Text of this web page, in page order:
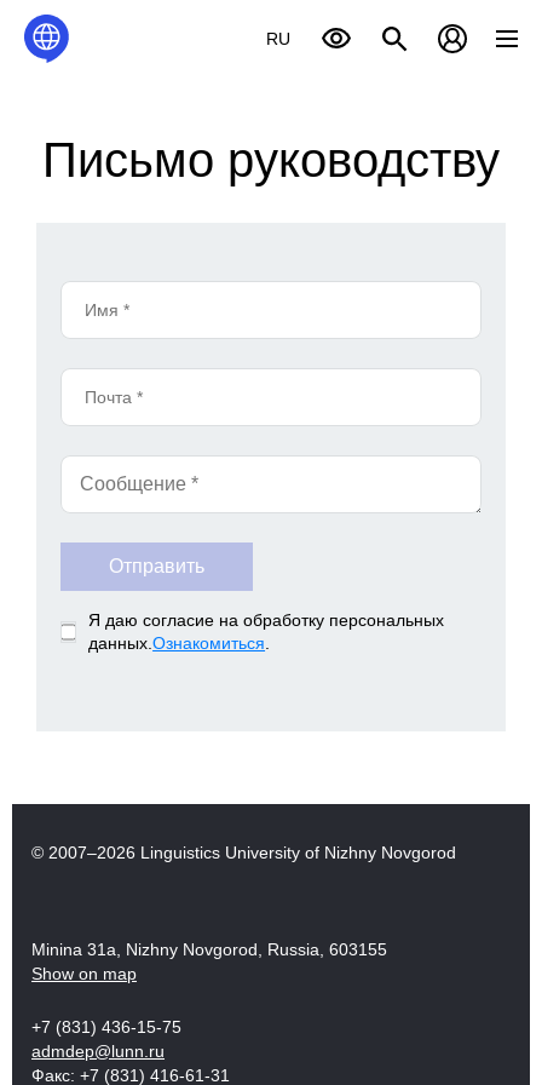
RU
Письмо руководству
Имя *
Почта *
Я даю согласие на обработку персональных
данных.Ознакомиться
© 2007–2026 Linguistics University of Nizhny Novgorod
Minina 31a, Nizhny Novgorod, Russia, 603155
Show on map
+7 (831) 436-15-75
admdep@lunn.ru
Факс: +7 (831) 416-61-31